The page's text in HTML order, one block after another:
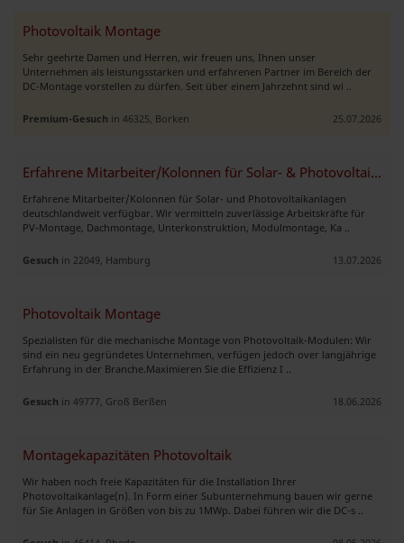
Photovoltaik Montage
Sehr geehrte Damen und Herren, wir freuen uns, Ihnen unser
Unternehmen als leistungsstarken und erfahrenen Partner im Bereich der
DC-Montage vorstellen zu dürfen. Seit über einem Jahrzehnt sind wi ..
Premium-Gesuch in 46325, Borken 25.07.2026
Erfahrene Mitarbeiter/Kolonnen für Solar- & Photovoltaikanlagen verfüg
Erfahrene Mitarbeiter/Kolonnen für Solar- und Photovoltaikanlagen
deutschlandweit verfügbar. Wir vermitteln zuverlässige Arbeitskräfte für
PV-Montage, Dachmontage, Unterkonstruktion, Modulmontage, Ka ..
Gesuch in 22049, Hamburg 13.07.2026
Photovoltaik Montage
Spezialisten für die mechanische Montage von Photovoltaik-Modulen: Wir
sind ein neu gegründetes Unternehmen, verfügen jedoch over langjährige
Erfahrung in der Branche. ​Maximieren Sie die Effizienz I ..
Gesuch in 49777, Groß Berßen 18.06.2026
Montagekapazitäten Photovoltaik
Wir haben noch freie Kapazitäten für die Installation Ihrer
Photovoltaikanlage(n). In Form einer Subunternehmung bauen wir gerne
für Sie Anlagen in Grö´ßen von bis zu 1MWp. Dabei führen wir die DC-s ..